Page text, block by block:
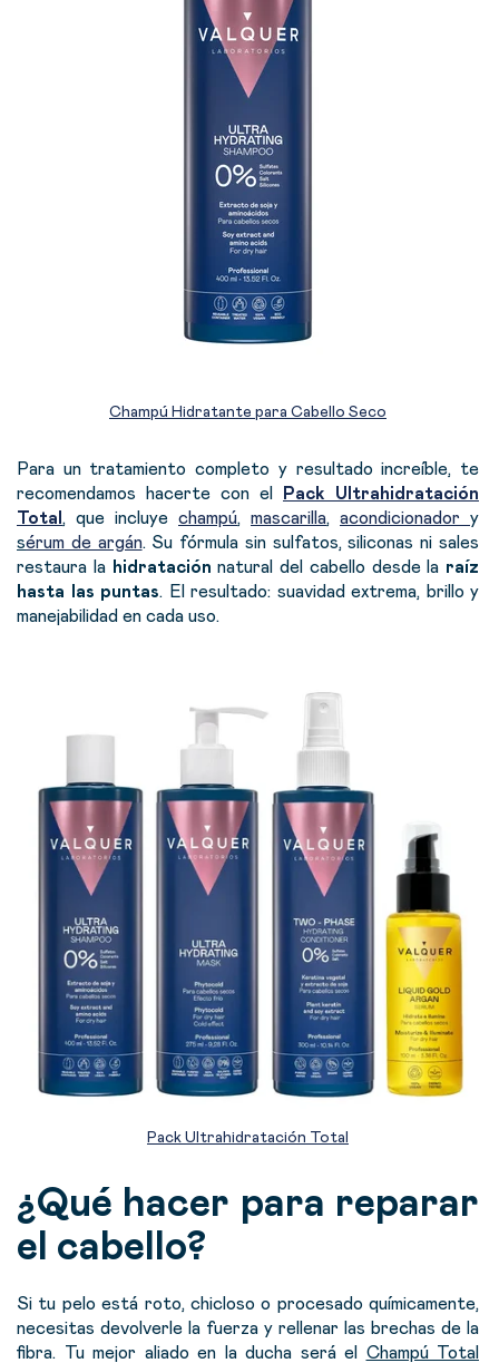
Champú Hidratante para Cabello Seco
Para un tratamiento completo y resultado increíble, te
recomendamos hacerte con el
Pack Ultrahidratación
Total , que incluye champú, mascarilla, acondicionador y
sérum de argán. Su fórmula sin sulfatos, siliconas ni sales
restaura la hidrataciónnatural del cabello desde la raíz
hasta las puntas. El resultado: suavidad extrema, brillo y
manejabilidad en cada uso.
Pack Ultrahidratación Total
¿Qué hacer para reparar
el cabello?
Si tu pelo está roto, chicloso o procesado químicamente,
necesitas devolverle la fuerza y rellenar las brechas de la
fibra. Tu mejor aliado en la ducha será el
Champú Total